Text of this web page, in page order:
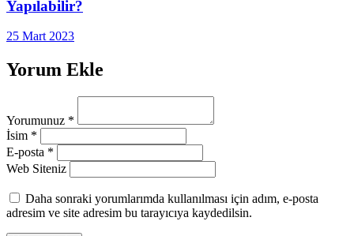
Yapılabilir?
25 Mart 2023
Yorum Ekle
Yorumunuz *
İsim *
E-posta *
Web Siteniz
Daha sonraki yorumlarımda kullanılması için adım, e-posta
adresim ve site adresim bu tarayıcıya kaydedilsin.